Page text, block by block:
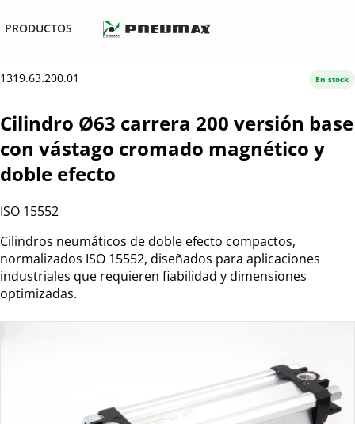
PRODUCTOS
1319.63.200.01
Cilindro Ø63 carrera 200 versión base
con vástago cromado magnético y
doble efecto
ISO 15552
Cilindros neumáticos de doble efecto compactos,
normalizados ISO 15552, diseñados para aplicaciones
industriales que requieren fiabilidad y dimensiones
optimizadas.
En stock